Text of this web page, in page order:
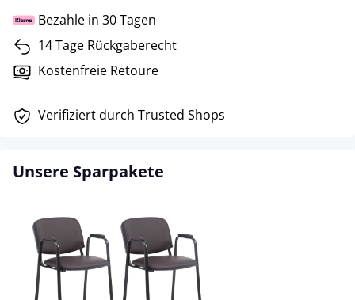
Bezahle in 30 Tagen
14 Tage Rückgaberecht
Kostenfreie Retoure
Verifiziert durch Trusted Shops
Unsere Sparpakete